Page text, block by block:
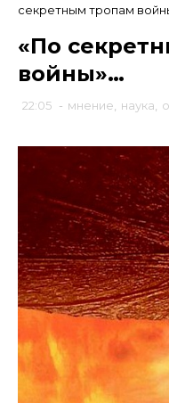
секретным тропам
«По
войны»…
22:05 - мнение наука